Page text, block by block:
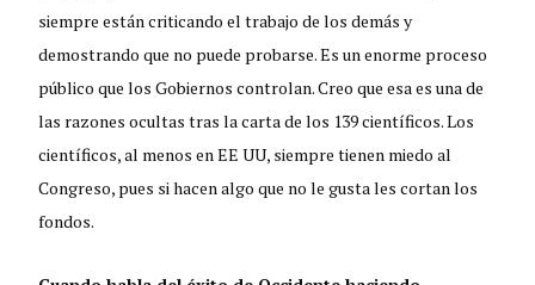
siempre están criticando el trabajo de los demás y
demostrando que no puede probarse. Es un enorme proceso
público que los Gobiernos controlan. Creo que esa es una de
las razones ocultas tras la carta de los 139 científicos. Los
científicos, al menos en EE UU, siempre tienen miedo al
Congreso, pues si hacen algo que no le gusta les cortan los
fondos.